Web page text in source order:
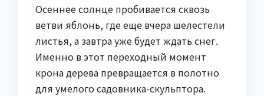
Осеннее солнце пробивается сквозь
ветви яблонь, где еще вчера шелестели
листья, а завтра уже будет ждать снег.
Именно в этот переходный момент
крона дерева превращается в полотно
для умелого садовника-скульптора.